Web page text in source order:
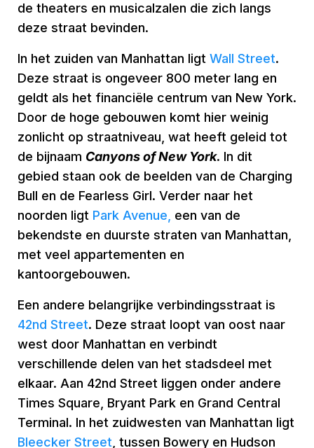
de theaters en musicalzalen die zich langs
deze straat bevinden.
In het zuiden van Manhattan ligt Wall Street.
Deze straat is ongeveer 800 meter lang en
geldt als het financiële centrum van New York.
Door de hoge gebouwen komt hier weinig
zonlicht op straatniveau, wat heeft geleid tot
de bijnaam Canyons of New York. In dit
gebied staan ook de beelden van de Charging
Bull en de Fearless Girl. Verder naar het
noorden ligt Park Avenue, een van de
bekendste en duurste straten van Manhattan,
met veel appartementen en
kantoorgebouwen.
Een andere belangrijke verbindingsstraat is
42nd Street. Deze straat loopt van oost naar
west door Manhattan en verbindt
verschillende delen van het stadsdeel met
elkaar. Aan 42nd Street liggen onder andere
Times Square, Bryant Park en Grand Central
Terminal. In het zuidwesten van Manhattan ligt
Bleecker Street, tussen Bowery en Hudson